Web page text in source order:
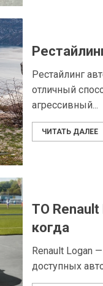
Рестайлинг
отличный
агрессивный...
ЧИТАТЬ ДАЛЕЕ
ТО Renault
когда
Renault Logan
доступных